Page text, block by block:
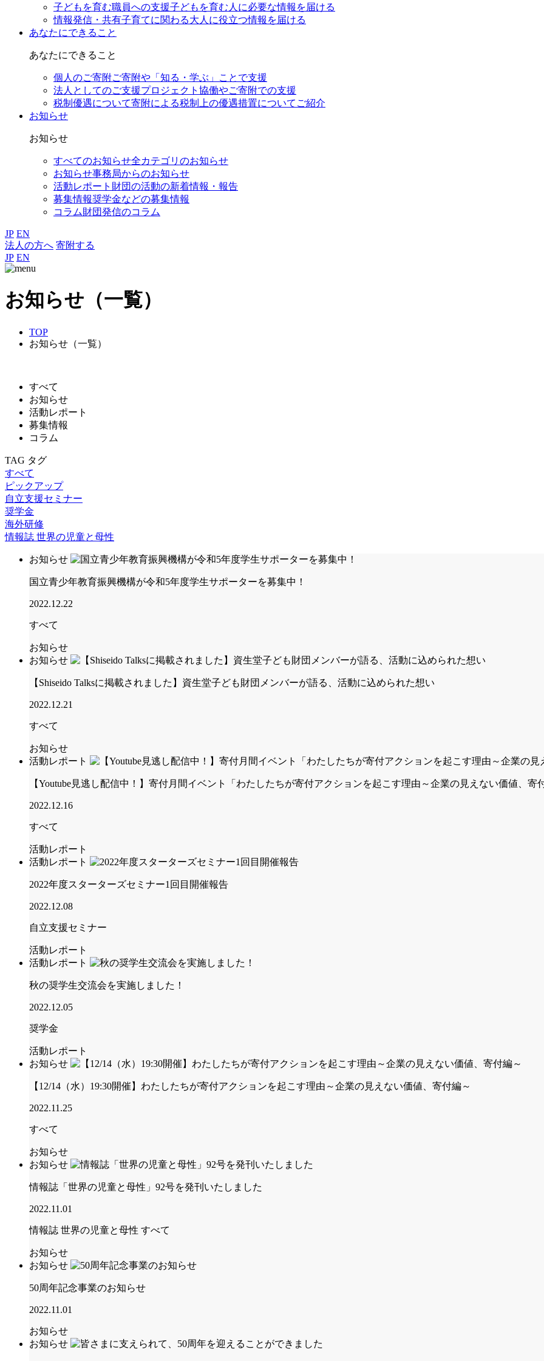
子どもを育む職員への支援子どもを育む人に必要な情報を届ける
情報発信・共有子育てに関わる大人に役立つ情報を届ける
あなたにできること
あなたにできること
個人のご寄附ご寄附や「知る・学ぶ」ことで支援
法人としてのご支援プロジェクト協働やご寄附での支援
税制優遇について寄附による税制上の優遇措置についてご紹介
お知らせ
お知らせ
すべてのお知らせ全カテゴリのお知らせ
お知らせ事務局からのお知らせ
活動レポート 財団の活動の新着情報・報告
募集情報奨学金などの募集情報
コラム財団発信のコラム
JP EN
法人の方へ 寄附する
JP EN
お知らせ（一覧）
TOP
お知らせ（一覧）
すべて
お知らせ
活動レポート
募集情報
コラム
TAG タグ
すべて
ピックアップ
自立支援セミナー
奨学金
海外研修
情報誌 世界の児童と母性
お知らせ
国立青少年教育振興機構が令和5年度学生サポーターを募集中！
2022.12.22
すべて
お知らせ
お知らせ
【Shiseido Talksに掲載されました】資生堂子ども財団メンバーが語る、活動に込められた想い
2022.12.21
すべて
お知らせ
活動レポート
【Youtube見逃し配信中！】寄付月間イベント「わたしたちが寄付アクションを起こす理由～企業の見えない価値、寄
2022.12.16
すべて
活動レポート
活動レポート
2022年度スターターズセミナー1回目開催報告
2022.12.08
自立支援セミナー
活動レポート
活動レポート
秋の奨学生交流会を実施しました！
2022.12.05
奨学金
活動レポート
お知らせ
【12/14（水）19:30開催】わたしたちが寄付アクションを起こす理由～企業の見えない価値、寄付編～
2022.11.25
すべて
お知らせ
お知らせ
情報誌「世界の児童と母性」92号を発刊いたしました
2022.11.01
情報誌 世界の児童と母性 すべて
お知らせ
お知らせ
50周年記念事業のお知らせ
2022.11.01
お知らせ
お知らせ